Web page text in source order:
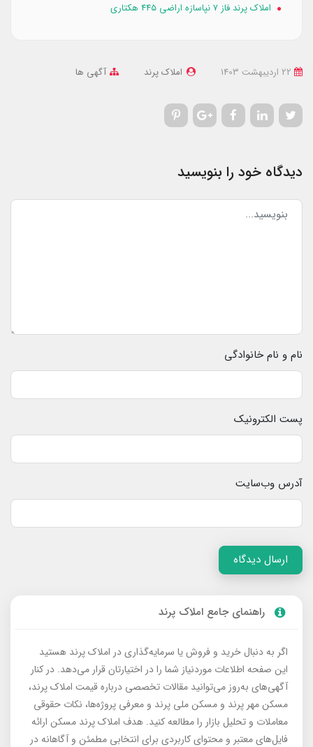
املاک پرند فاز ۷ نپاسازه اراضی ۴۴۵ هکتاری
املاک پرند آگهی ها
دیدگاه خود را بنویسید
نام و نام خانوادگی
پست الکترونیک
آدرس وب‌سایت
ارسال دیدگاه
راهنمای جامع املاک پرند
اگر به دنبال خرید و فروش یا سرمایه‌گذاری در املاک پرند هستید
این صفحه اطلاعات موردنیاز شما را در اختیارتان قرار می‌دهد. در کنار
آگهی‌های به‌روز می‌توانید مقالات تخصصی درباره قیمت املاک پرند،
مسکن مهر پرند و مسکن ملی پرند و معرفی پروژه‌ها، نکات حقوقی
معاملات و تحلیل بازار را مطالعه کنید. هدف املاک پرند مسکن ارائه
فایل‌های معتبر و محتوای کاربردی برای انتخابی مطمئن و آگاهانه در